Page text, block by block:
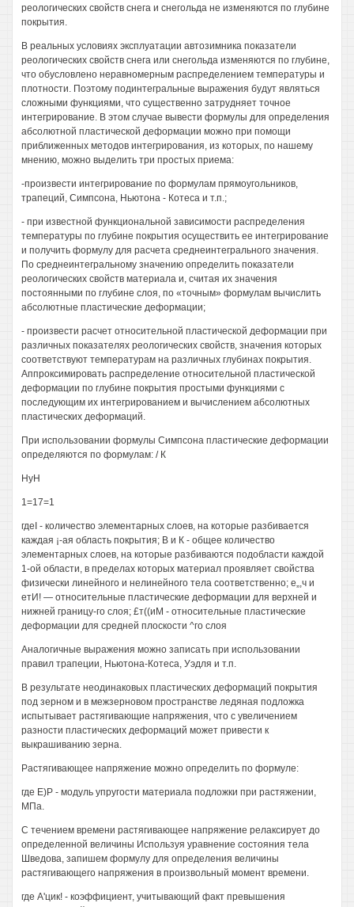
реологических свойств снега и снегольда не изменяются по глубине
покрытия.
В реальных условиях эксплуатации автозимника показатели
реологических свойств снега или снегольда изменяются по глубине,
что обусловлено неравномерным распределением температуры и
плотности. Поэтому подинтегральные выражения будут являться
сложными функциями, что существенно затрудняет точное
интегрирование. В этом случае вывести формулы для определения
абсолютной пластической деформации можно при помощи
приближенных методов интегрирования, из которых, по нашему
мнению, можно выделить три простых приема:
-произвести интегрирование по формулам прямоугольников,
трапеций, Симпсона, Ньютона - Котеса и т.п.;
- при известной функциональной зависимости распределения
температуры по глубине покрытия осуществить ее интегрирование
и получить формулу для расчета среднеинтегрального значения.
По среднеинтегральному значению определить показатели
реологических свойств материала и, считая их значения
постоянными по глубине слоя, по «точным» формулам вычислить
абсолютные пластические деформации;
- произвести расчет относительной пластической деформации при
различных показателях реологических свойств, значения которых
соответствуют температурам на различных глубинах покрытия.
Аппроксимировать распределение относительной пластической
деформации по глубине покрытия простыми функциями с
последующим их интегрированием и вычислением абсолютных
пластических деформаций.
При использовании формулы Симпсона пластические деформации
определяются по формулам: / К
НуН
1=17=1
гдеI - количество элементарных слоев, на которые разбивается
каждая ¡-ая область покрытия; В и К - общее количество
элементарных слоев, на которые разбиваются подобласти каждой
1-ой области, в пределах которых материал проявляет свойства
физически линейного и нелинейного тела соответственно; е„,ч и
етИ! — относительные пластические деформации для верхней и
нижней границу-го слоя; £т((иМ - относительные пластические
деформации для средней плоскости ^го слоя
Аналогичные выражения можно записать при использовании
правил трапеции, Ньютона-Котеса, Уэдля и т.п.
В результате неодинаковых пластических деформаций покрытия
под зерном и в межзерновом пространстве ледяная подложка
испытывает растягивающие напряжения, что с увеличением
разности пластических деформаций может привести к
выкрашиванию зерна.
Растягивающее напряжение можно определить по формуле:
где Е)Р - модуль упругости материала подложки при растяжении,
МПа.
С течением времени растягивающее напряжение релаксирует до
определенной величины Используя уравнение состояния тела
Шведова, запишем формулу для определения величины
растягивающего напряжения в произвольный момент времени.
где А'цик! - коэффициент, учитывающий факт превышения